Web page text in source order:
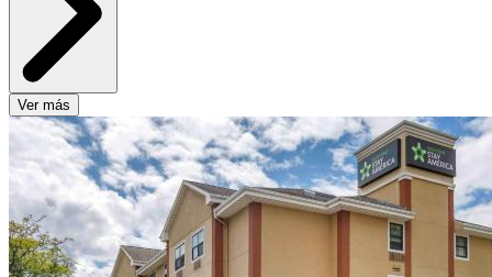
Ver más